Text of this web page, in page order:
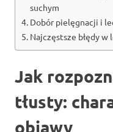
suchym
Dobór pielęgnacji i
Najczęstsze błędy w
Jak
tłusty:
objawy